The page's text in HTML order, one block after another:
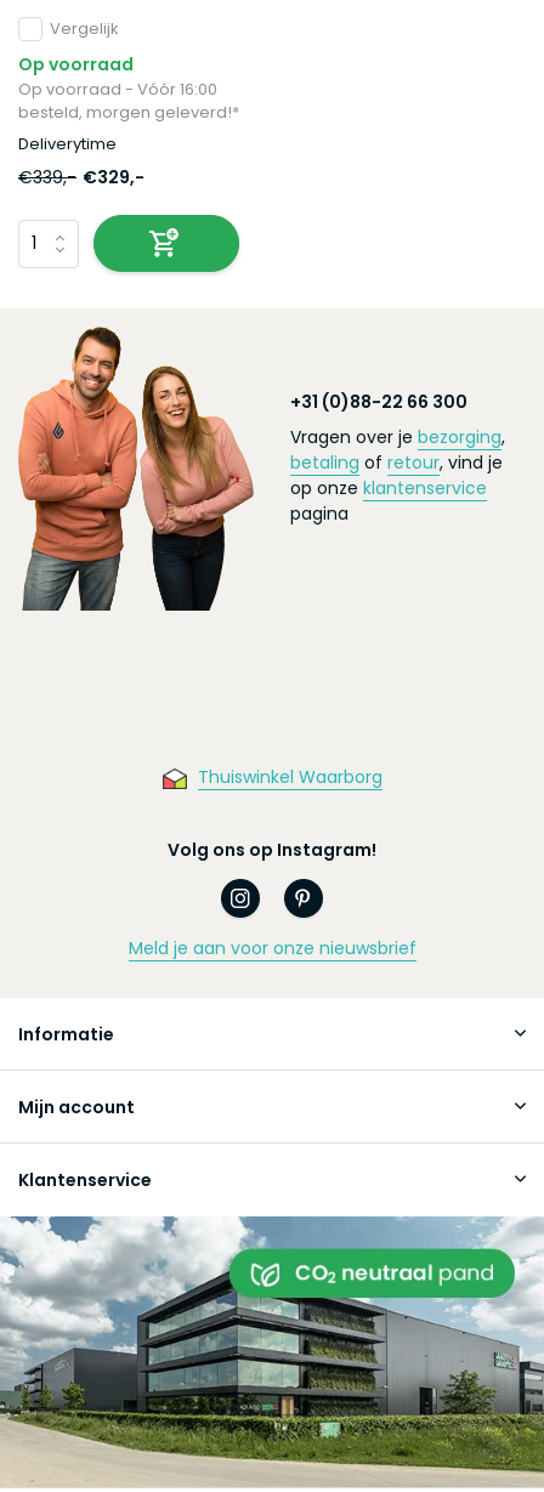
mango
Vergelijk
Op voorraad
Op voorraad - Vóór 16:00
besteld, morgen geleverd!*
Deliverytime
€339,- €329,-
+31 (0)88-22 66 300
Vragen over je bezorging,
betaling of retour, vind je
op onze klantenservice
pagina
Thuiswinkel Waarborg
Volg ons op Instagram!
Meld je aan voor onze nieuwsbrief
Informatie
Mijn account
Klantenservice